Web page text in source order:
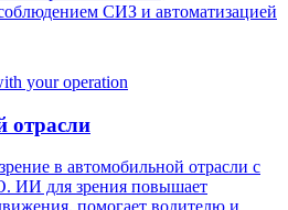
СИЗ и автоматизацией
отрасли
в автомобильной отрасли с
ИИ для зрения повышает